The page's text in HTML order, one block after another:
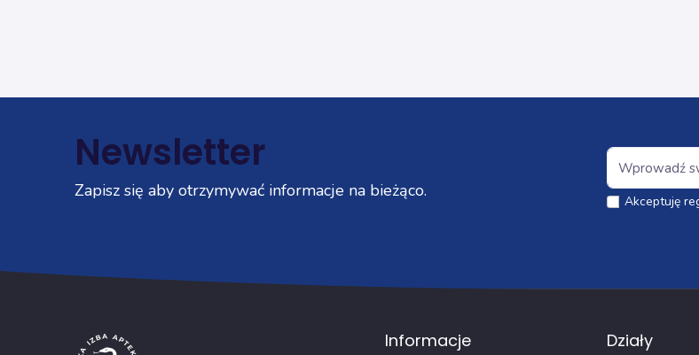
Newsletter
Zapisz się aby otrzymywać informacje na bieżąco.
Akceptuję
Informacje Działy